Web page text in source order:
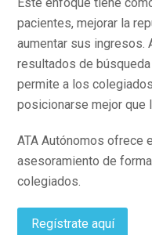
pacientes, mejorar la
aumentar sus ingresos.
resultados de
permite a los
posicionarse mejor que
ATA Autónomos ofrece
asesoramiento de
colegiados.
Regístrate aquí